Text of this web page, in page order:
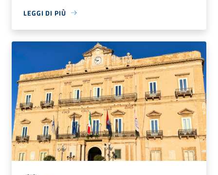
LEGGI DI PIÙ